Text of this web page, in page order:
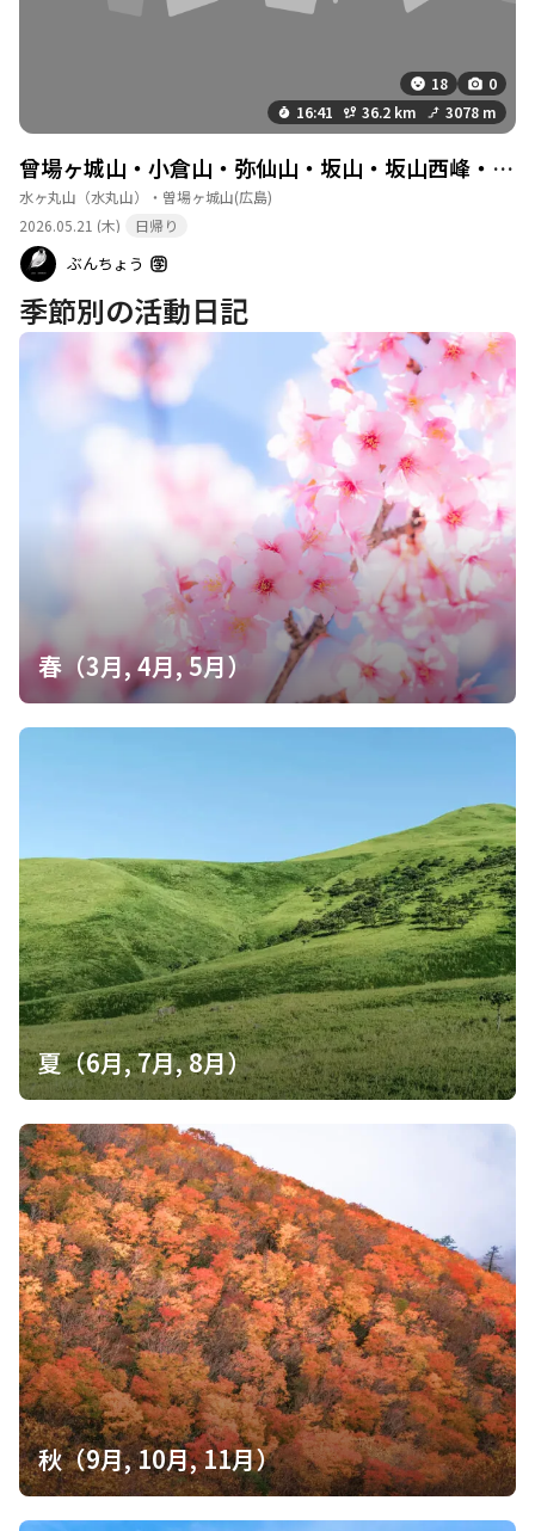
18
0
16:41
36.2 km 3078 m
曾場ヶ城山・小倉山・弥仙山・坂山・坂山西峰・鉾取山・原山・洞所山・城山・金ヶ燈篭山・発喜山・絵...
水ヶ丸山（水丸山）・曽場ヶ城山(広島)
2026.05.21 (木)
日帰り
ぶんちょう
季節別の活動日記
春（3月, 4月, 5月）
夏（6月, 7月, 8月）
秋（9月, 10月, 11月）